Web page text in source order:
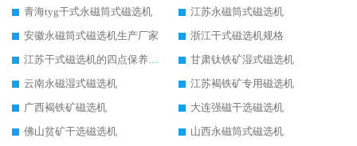
青海tyg干式永磁筒式磁选机
江苏永磁筒式磁选机
安徽永磁筒式磁选机生产厂家
浙江干式磁选机规格
江苏干式磁选机的四点保养秘籍
甘肃钛铁矿湿式磁选机
云南永磁湿式磁选机
江苏褐铁矿专用磁选机
广西褐铁矿磁选机
大连强磁干选磁选机
佛山贫矿干选磁选机
山西永磁筒式磁选机